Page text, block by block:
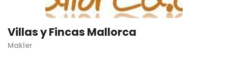
Villas y Fincas Mallorca
Makler